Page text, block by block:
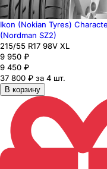
Ikon (Nokian Tyres)
(Nordman SZ2)
215/55 R17 98V XL
9 950 ₽
9 450 ₽
37 800 ₽ за 4 шт.
В корзину